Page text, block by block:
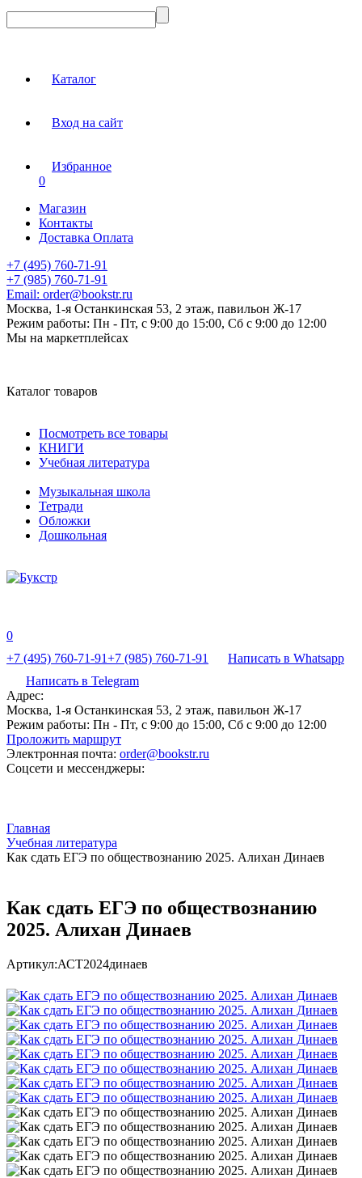
Каталог
Вход на сайт
Избранное
0
Магазин
Контакты
Доставка Оплата
+7 (495) 760-71-91
+7 (985) 760-71-91
Email: order@bookstr.ru
Москва, 1-я Останкинская 53, 2 этаж, павильон Ж-17
Режим работы: Пн - Пт, с 9:00 до 15:00, Сб с 9:00 до 12:00
Мы на маркетплейсах
Каталог товаров
Посмотреть все товары
КНИГИ
Учебная литература
Музыкальная школа
Тетради
Обложки
Дошкольная
0
+7 (495) 760-71-91+7 (985) 760-71-91
Написать в Whatsapp
Написать в Telegram
Адрес:
Москва, 1-я Останкинская 53, 2 этаж, павильон Ж-17
Режим работы: Пн - Пт, с 9:00 до 15:00, Сб с 9:00 до 12:00
Проложить маршрут
Электронная почта: order@bookstr.ru
Соцсети и мессенджеры:
Главная
Учебная литература
Как сдать ЕГЭ по обществознанию 2025. Алихан Динаев
Как сдать ЕГЭ по обществознанию
2025. Алихан Динаев
Артикул:АСТ2024динаев